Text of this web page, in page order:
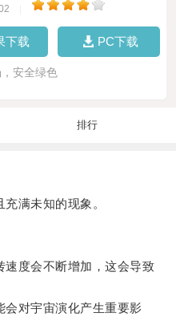
下载 PC下载
安全绿色
排行
满未知的现象。
度会不断增加，这会导致
对宇宙演化产生重要影